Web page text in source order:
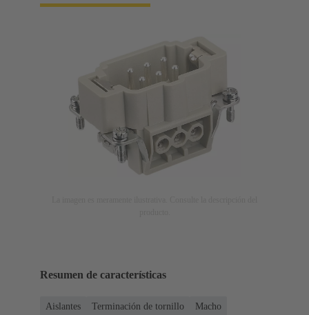
Resumen de características
Aislantes Terminación de tornillo
Macho